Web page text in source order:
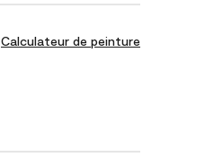
Calculateur de peinture